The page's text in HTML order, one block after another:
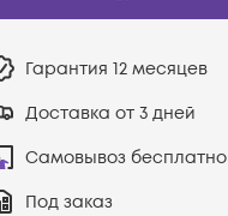
Гарантия 12 месяцев
Доставка от 3 дней
Самовывоз бесплатно
Под заказ